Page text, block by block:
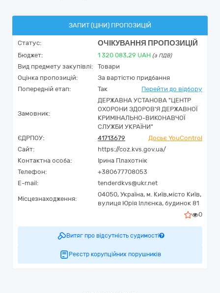
ЗАПИТ (ЦІНИ) ПРОПОЗИЦІЙ
Статус: ОЧІКУВАННЯ ПРОПОЗИЦІЙ
Бюджет: 1 320 083,29 UAH (з ПДВ)
Вид предмету закупівлі:
Товари
Оцінка пропозицій:
За вартістю придбання
Попередній етап:
Так Перейти до відбору
Замовник:
ДЕРЖАВНА УСТАНОВА "ЦЕНТР
ОХОРОНИ ЗДОРОВ'Я ДЕРЖАВНОЇ
КРИМІНАЛЬНО-ВИКОНАВЧОЇ
СЛУЖБИ УКРАЇНИ"
ЄДРПОУ:
41713679
Досьє YouControl
Сайт:
https://coz.kvs.gov.ua/
Контактна особа:
Ірина Плахотнік
Телефон:
+380677708053
E-mail:
tenderdkvs@ukr.net
Місцезнаходження:
04050, Україна, м. Київ,місто Київ,
вулиця Юрія Іллєнка, будинок 81
0
Витяг про відсутність судимості
Реєстр корупційних порушників